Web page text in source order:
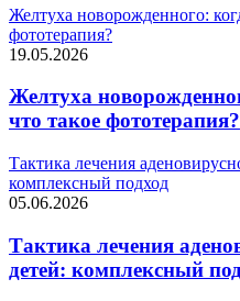
Желтуха новорожденного:
фототерапия?
19.05.2026
Желтуха
что такое фототерапия?
Тактика лечения
комплексный подход
05.06.2026
Тактика лечения
детей: комплексный